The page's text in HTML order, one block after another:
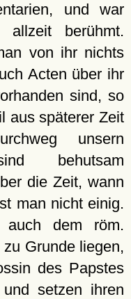
und war
berühmt.
von ihr nichts
Acten über ihr
sind, so
aus späterer Zeit
unsern
behutsam
die Zeit, wann
man nicht einig.
auch dem röm.
Grunde liegen,
des Papstes
setzen ihren